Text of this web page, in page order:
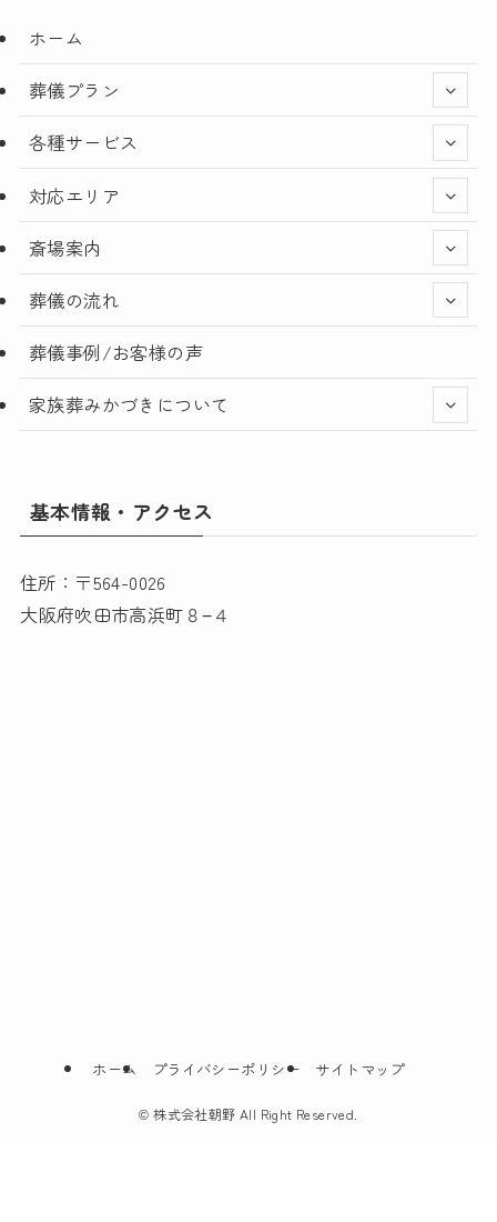
ホーム
葬儀プラン
各種サービス
対応エリア
斎場案内
葬儀の流れ
葬儀事例/お客様の声
家族葬みかづきについて
基本情報・アクセス
住所：〒564-0026
大阪府吹田市高浜町８−４
ホーム プライバシーポリシー サイトマップ
© 株式会社朝野 All Right Reserved.